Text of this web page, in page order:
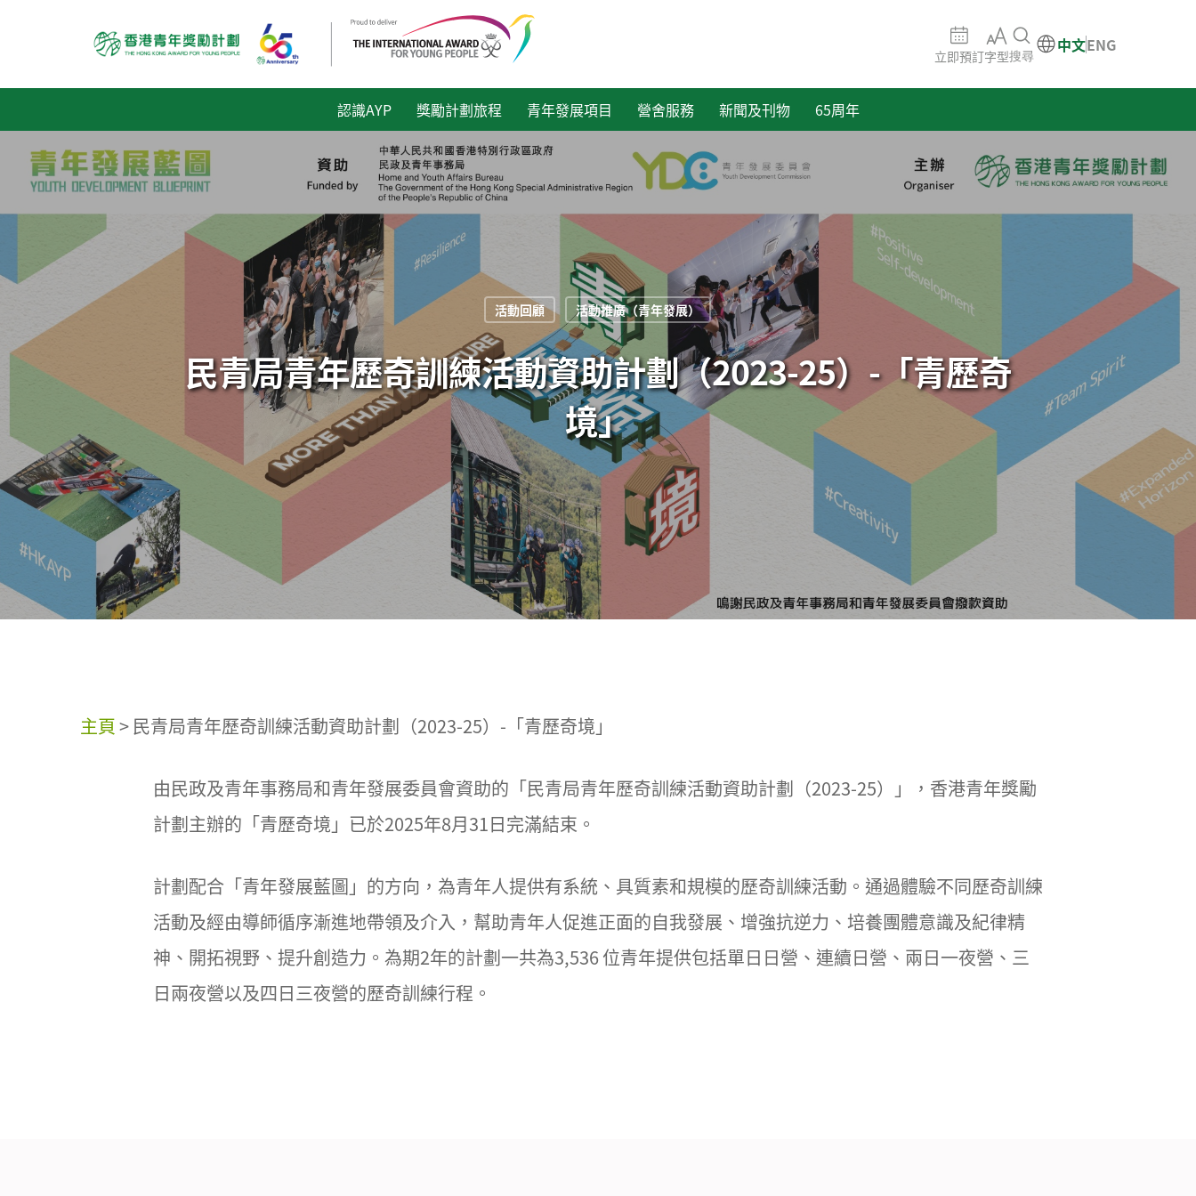
立即預訂字型搜尋
中文ENG
認識AYP 獎勵計劃旅程 青年發展項目 營舍服務 新聞及刊物 65周年
活動回顧 活動推廣（青年發展）
民青局青年歷奇訓練活動資助計劃（2023-25）-「青歷奇
境」
主頁> 民青局青年歷奇訓練活動資助計劃（2023-25）-「青歷奇境」
由民政及青年事務局和青年發展委員會資助的「民青局青年歷奇訓練活動資助計劃（2023-25）」，香港青年獎勵
計劃主辦的「青歷奇境」已於2025年8月31日完滿結束。
計劃配合「青年發展藍圖」的方向，為青年人提供有系統、具質素和規模的歷奇訓練活動。通過體驗不同歷奇訓練
活動及經由導師循序漸進地帶領及介入，幫助青年人促進正面的自我發展、增強抗逆力、培養團體意識及紀律精
神、開拓視野、提升創造力。為期2年的計劃一共為3,536 位青年提供包括單日日營、連續日營、兩日一夜營、三
日兩夜營以及四日三夜營的歷奇訓練行程。